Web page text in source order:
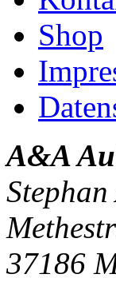
Shop
A&A
Stephan
37186